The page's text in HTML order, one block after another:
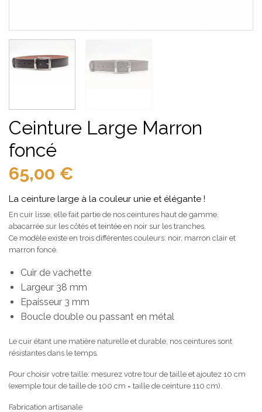
Ceinture Large Marron
foncé
65,00 €
La ceinture large à la couleur unie et élégante !
En cuir lisse, elle fait partie de nos ceintures haut de gamme,
abacarrée sur les côtés et teintée en noir sur les tranches.
Ce modèle existe en trois différentes couleurs: noir, marron clair et
marron foncé.
Cuir de vachette
Largeur 38 mm
Epaisseur 3 mm
Boucle double ou passant en métal
Le cuir étant une matière naturelle et durable, nos ceintures sont
résistantes dans le temps.
Pour choisir votre taille: mesurez votre tour de taille et ajoutez 10 cm
(exemple tour de taille de 100 cm = taille de ceinture 110 cm).
Fabrication artisanale